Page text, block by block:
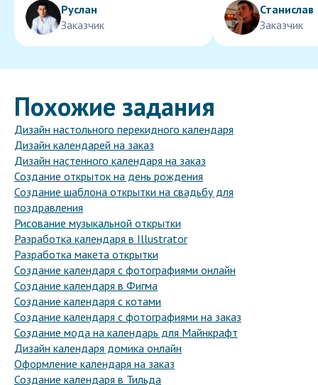
Руслан
Заказчик
Станислав
Заказчик
Похожие задания
Дизайн настольного перекидного календаря
Дизайн календарей на заказ
Дизайн настенного календаря на заказ
Создание открыток на день рождения
Создание шаблона открытки на свадьбу для
поздравления
Рисование музыкальной открытки
Разработка календаря в Illustrator
Разработка макета открытки
Создание календаря с фотографиями онлайн
Создание календаря в Фигма
Создание календаря с котами
Создание календаря с фотографиями на заказ
Создание мода на календарь для Майнкрафт
Дизайн календаря домика онлайн
Оформление календаря на заказ
Создание календаря в Тильда